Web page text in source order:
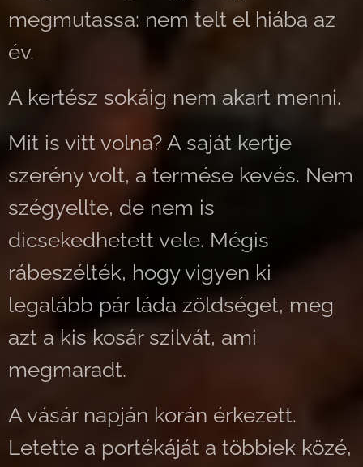
megmutassa: nem telt el hiába az
év.
A kertész sokáig nem akart menni.
Mit is vitt volna? A saját kertje
szerény volt, a termése kevés. Nem
szégyellte, de nem is
dicsekedhetett vele. Mégis
rábeszélték, hogy vigyen ki
legalább pár láda zöldséget, meg
azt a kis kosár szilvát, ami
megmaradt.
A vásár napján korán érkezett.
Letette a portékáját a többiek közé,